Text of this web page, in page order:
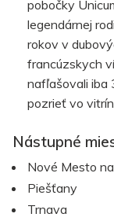
pobočky
legendárnej
rokov v
francúzskych
nafľašovali iba
pozrieť vo
Nástupné
Nové Mesto
Piešťany
Trnava